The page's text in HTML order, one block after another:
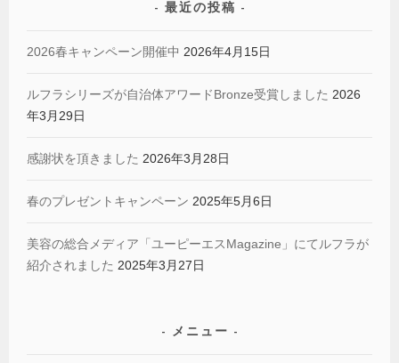
最近の投稿
2026春キャンペーン開催中 2026年4月15日
ルフラシリーズが自治体アワードBronze受賞しました 2026
年3月29日
感謝状を頂きました 2026年3月28日
春のプレゼントキャンペーン 2025年5月6日
美容の総合メディア「ユーピーエスMagazine」にてルフラが
紹介されました 2025年3月27日
メニュー